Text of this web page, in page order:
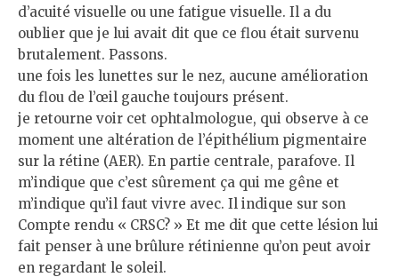
d’acuité visuelle ou une fatigue visuelle. Il a du
oublier que je lui avait dit que ce flou était survenu
brutalement. Passons.
une fois les lunettes sur le nez, aucune amélioration
du flou de l’œil gauche toujours présent.
je retourne voir cet ophtalmologue, qui observe à ce
moment une altération de l’épithélium pigmentaire
sur la rétine (AER). En partie centrale, parafove. Il
m’indique que c’est sûrement ça qui me gêne et
m’indique qu’il faut vivre avec. Il indique sur son
Compte rendu « CRSC? » Et me dit que cette lésion lui
fait penser à une brûlure rétinienne qu’on peut avoir
en regardant le soleil.